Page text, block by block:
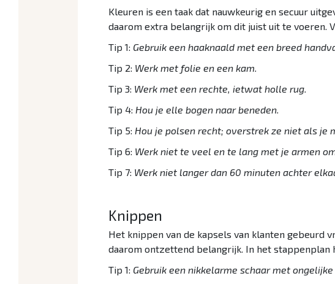
Kleuren is een taak dat nauwkeurig en secuur
daarom extra belangrijk om dit juist uit te voeren.
Tip 1: Gebruik een haaknaald met een breed
Tip 2: Werk met folie en een kam.
Tip 3: Werk met een rechte, ietwat holle rug.
Tip 4: Hou je elle bogen naar beneden.
Tip 5: Hou je polsen recht; overstrek ze niet als je
Tip 6: Werk niet te veel en te lang met je armen
Tip 7: Werk niet langer dan 60 minuten achter
Knippen
Het knippen van de kapsels van klanten gebeurd
daarom ontzettend belangrijk. In het stappenplan
Tip 1: Gebruik een nikkelarme schaar met